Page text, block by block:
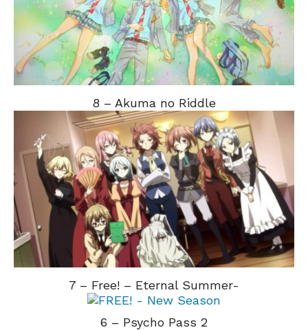
8 – Akuma no Riddle
7 – Free! – Eternal Summer-
6 – Psycho Pass 2